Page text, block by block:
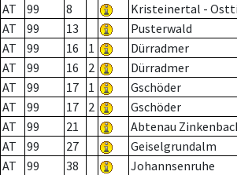
AT 99 8 Kristeinertal -
AT
99 13 Pusterwald
AT
99 16 1 Dürradmer
AT
99 16 2 Dürradmer
AT
99 17 1 Gschöder
AT
99 17 2 Gschöder
AT
99 21 Abtenau
AT
99 27 Geiselgrundalm
AT
99 38 Johannsenruhe